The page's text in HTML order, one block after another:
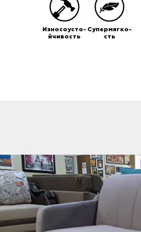
Износоусто-
йчивость
Супермягко-
сть